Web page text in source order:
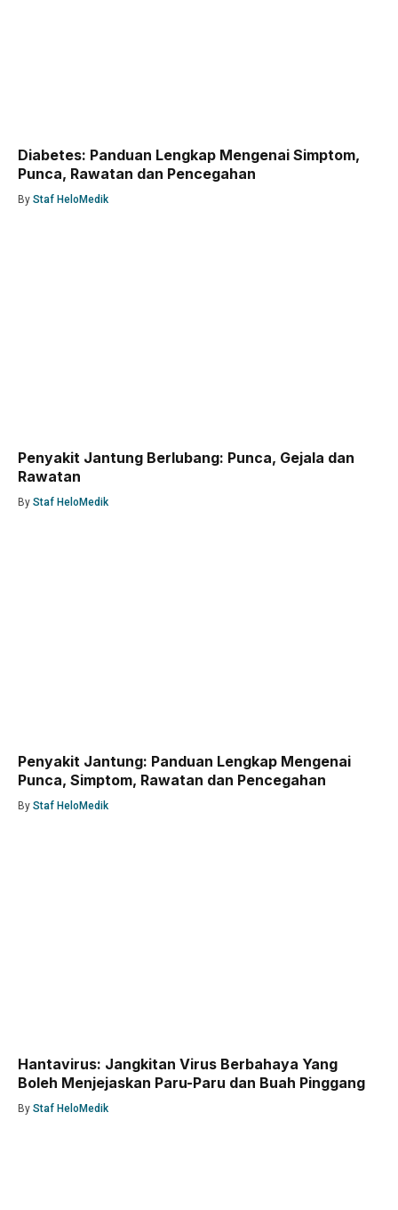
Diabetes: Panduan Lengkap Mengenai Simptom,
Punca, Rawatan dan Pencegahan
By Staf HeloMedik
Penyakit Jantung Berlubang: Punca, Gejala dan
Rawatan
By Staf HeloMedik
Penyakit Jantung: Panduan Lengkap Mengenai
Punca, Simptom, Rawatan dan Pencegahan
By Staf HeloMedik
Hantavirus: Jangkitan Virus Berbahaya Yang
Boleh Menjejaskan Paru-Paru dan Buah Pinggang
By Staf HeloMedik